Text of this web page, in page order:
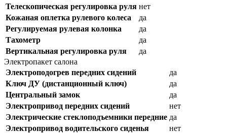
Телескопическая регулировка руля нет
Кожаная оплетка рулевого колеса
да
Регулируемая рулевая колонка
да
Тахометр
да
Вертикальная регулировка руля
да
Электропакет салона
Электроподогрев передних сидений
да
Ключ ДУ (дистанционный ключ)
да
Центральный замок
да
Электропривод передних сидений
нет
Электрические стеклоподъемники передние да
Электропривод водительского сиденья
нет